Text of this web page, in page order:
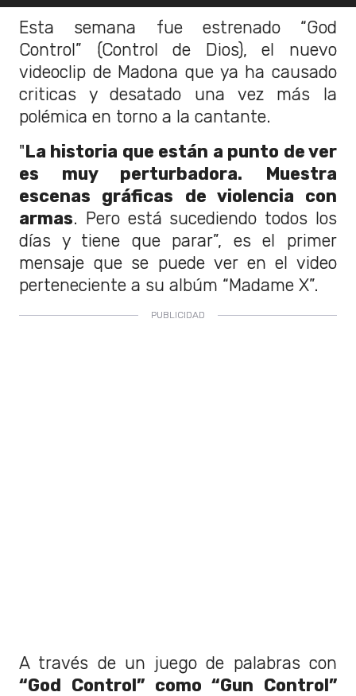
Esta semana fue estrenado “God
Control” (Control de Dios), el nuevo
videoclip de Madona que ya ha causado
criticas y desatado una vez más la
polémica en torno a la cantante.
"La historia que están a punto de ver
es muy perturbadora. Muestra
escenas gráficas de violencia con
armas. Pero está sucediendo todos los
días y tiene que parar”, es el primer
mensaje que se puede ver en el video
perteneciente a su albúm “Madame X”.
A través de un juego de palabras con
“God Control” como “Gun Control”